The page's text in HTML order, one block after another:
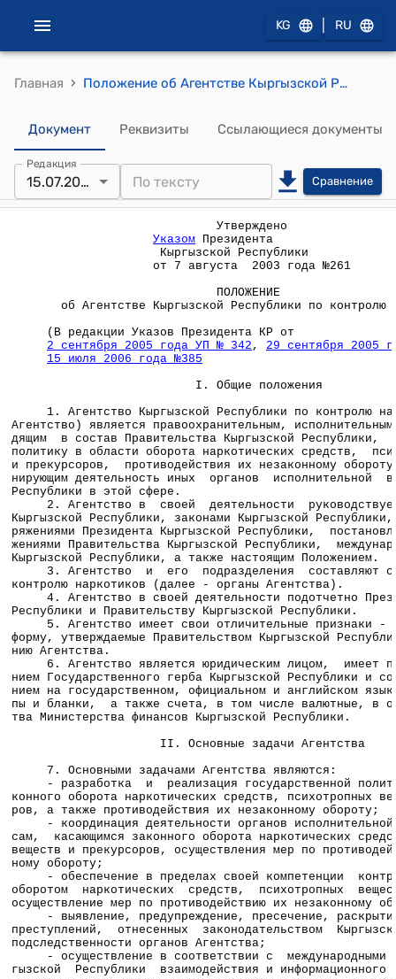
KG RU
Главная › Положение об Агентстве Кыргызской Республики по контролю наркотиков (Утверждено Указом Президента Кыргызской Республики от 7 августа 2003 года №261)
Документ Реквизиты Ссылающиеся документы
Редакция
15.07.2006 Сравнение